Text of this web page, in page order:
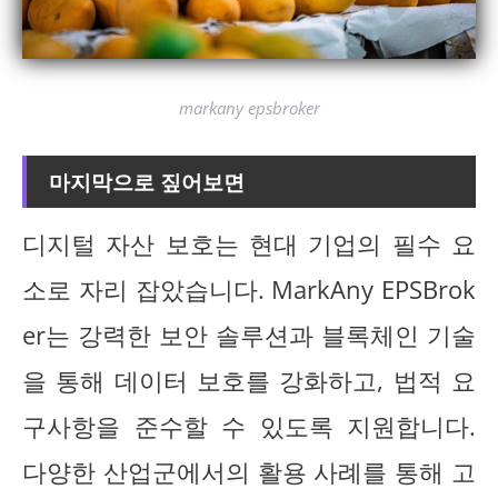
markany epsbroker
마지막으로 짚어보면
디지털 자산 보호는 현대 기업의 필수 요
소로 자리 잡았습니다. MarkAny EPSBrok
er는 강력한 보안 솔루션과 블록체인 기술
을 통해 데이터 보호를 강화하고, 법적 요
구사항을 준수할 수 있도록 지원합니다.
다양한 산업군에서의 활용 사례를 통해 고